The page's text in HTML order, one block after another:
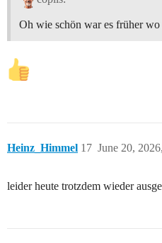
Oh wie schön war es früher
Heinz_Himmel June 20,
17
leider heute trotzdem wieder